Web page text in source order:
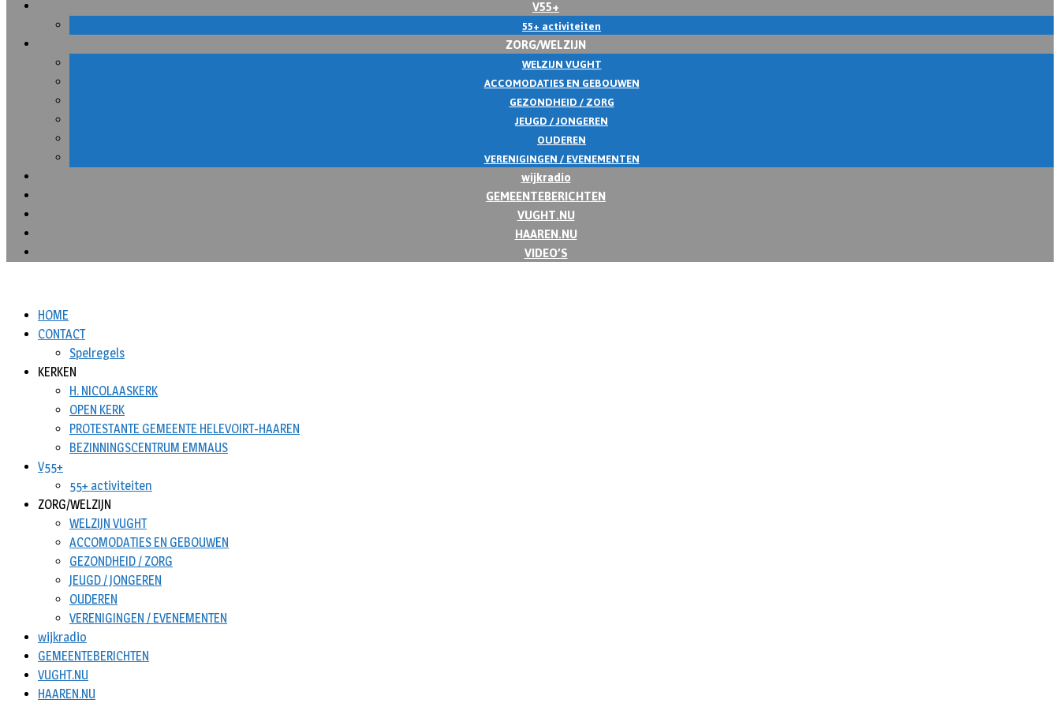
V55+
55+ activiteiten
ZORG/WELZIJN
WELZIJN VUGHT
ACCOMODATIES EN GEBOUWEN
GEZONDHEID / ZORG
JEUGD / JONGEREN
OUDEREN
VERENIGINGEN / EVENEMENTEN
wijkradio
GEMEENTEBERICHTEN
VUGHT.NU
HAAREN.NU
VIDEO’S
HOME
CONTACT
Spelregels
KERKEN
H. NICOLAASKERK
OPEN KERK
PROTESTANTE GEMEENTE HELEVOIRT-HAAREN
BEZINNINGSCENTRUM EMMAUS
V55+
55+ activiteiten
ZORG/WELZIJN
WELZIJN VUGHT
ACCOMODATIES EN GEBOUWEN
GEZONDHEID / ZORG
JEUGD / JONGEREN
OUDEREN
VERENIGINGEN / EVENEMENTEN
wijkradio
GEMEENTEBERICHTEN
VUGHT.NU
HAAREN.NU